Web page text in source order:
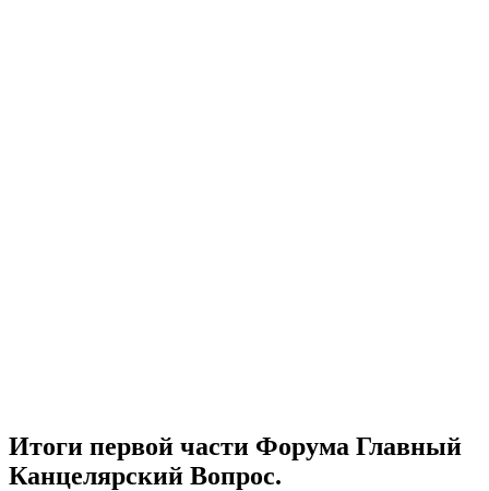
Итоги первой части Форума Главный
Канцелярский Вопрос.